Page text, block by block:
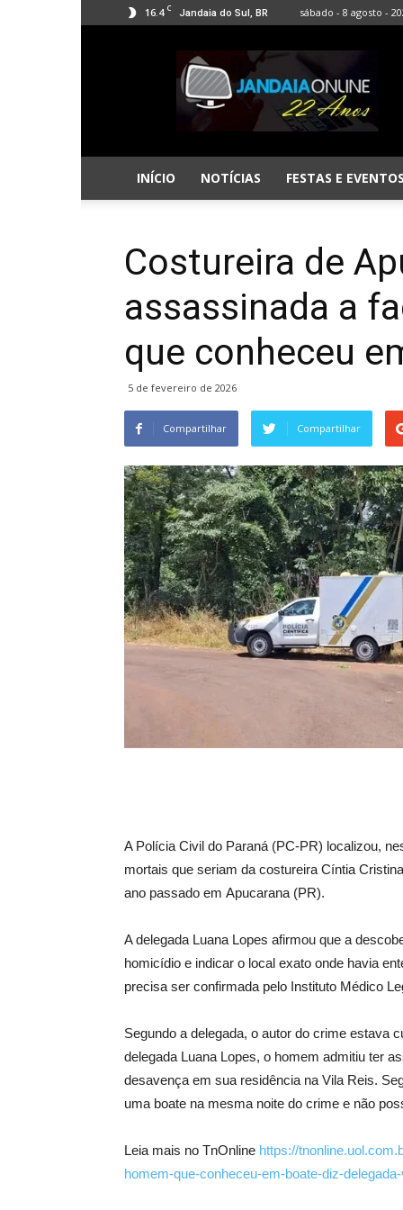
16.4 C Jandaia do Sul, BR sábado - 8 agosto -
Jandaia
Online
INÍCIO NOTÍCIAS FESTAS E
Costureira de
assassinada a
que conheceu
5 de fevereiro de 2026
Compartilhar Compartilhar
A Polícia Civil do Paraná (PC-PR) localizou,
mortais que seriam da costureira Cíntia
ano passado em Apucarana (PR).
A delegada Luana Lopes afirmou que a
homicídio e indicar o local exato onde havia
precisa ser confirmada pelo Instituto Médico
Segundo a delegada, o autor do crime estava
delegada Luana Lopes, o homem admitiu ter
desavença em sua residência na Vila Reis.
uma boate na mesma noite do crime e não
Leia mais no TnOnline https://
homem-que-conheceu-em-boate-diz-